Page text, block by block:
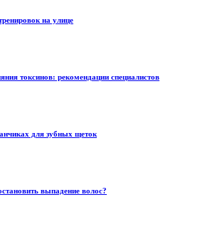
на улице
токсинов: рекомендации специалистов
для зубных щеток
выпадение волос?